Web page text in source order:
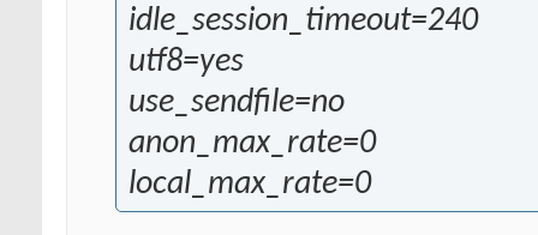
idle_session_timeout=240
utf8=yes
use_sendfile=no
anon_max_rate=0
local_max_rate=0